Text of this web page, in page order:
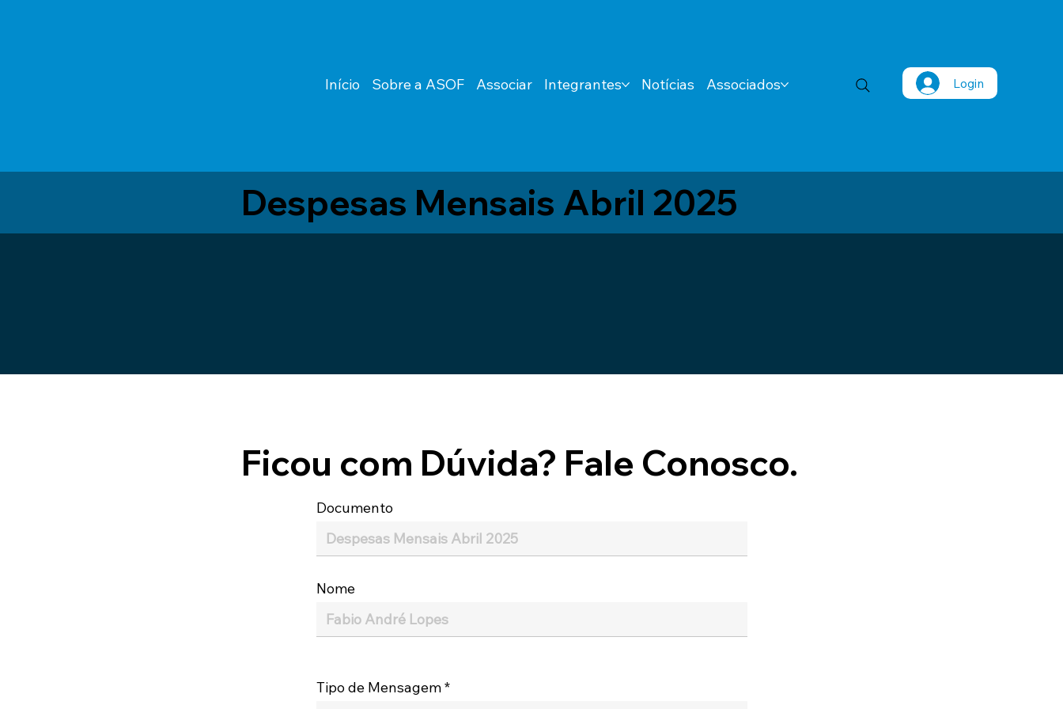
Início Sobre a ASOF Associar Integrantes Notícias Associados Login
Despesas Mensais Abril 2025
Ficou com Dúvida? Fale Conosco.
Documento
Nome
Tipo de Mensagem